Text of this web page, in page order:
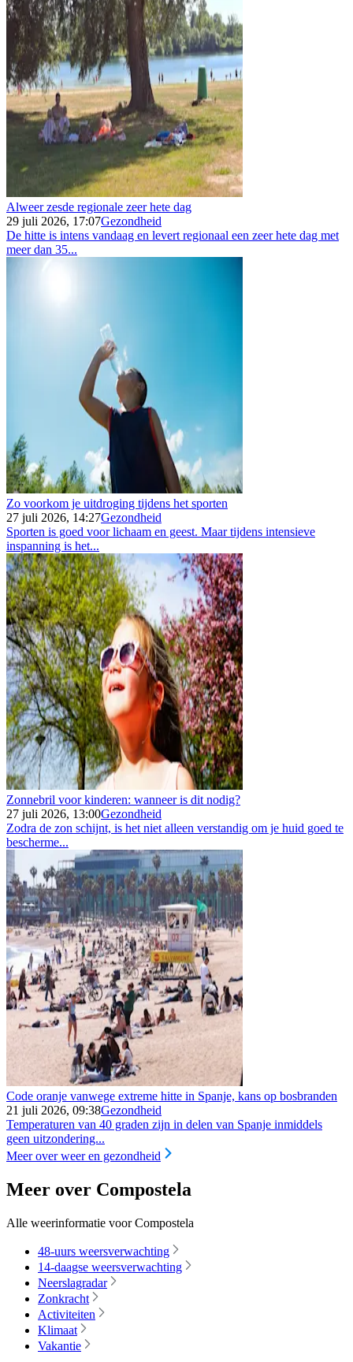
Alweer zesde regionale zeer hete dag
29 juli 2026, 17:07Gezondheid
De hitte is intens vandaag en levert regionaal een zeer hete dag met
meer dan 35...
Zo voorkom je uitdroging tijdens het sporten
27 juli 2026, 14:27Gezondheid
Sporten is goed voor lichaam en geest. Maar tijdens intensieve
inspanning is het...
Zonnebril voor kinderen: wanneer is dit nodig?
27 juli 2026, 13:00Gezondheid
Zodra de zon schijnt, is het niet alleen verstandig om je huid goed te
bescherme...
Code oranje vanwege extreme hitte in Spanje, kans op bosbranden
21 juli 2026, 09:38Gezondheid
Temperaturen van 40 graden zijn in delen van Spanje inmiddels
geen uitzondering...
Meer over weer en gezondheid
Meer over Compostela
Alle weerinformatie voor Compostela
48-uurs weersverwachting
14-daagse weersverwachting
Neerslagradar
Zonkracht
Activiteiten
Klimaat
Vakantie